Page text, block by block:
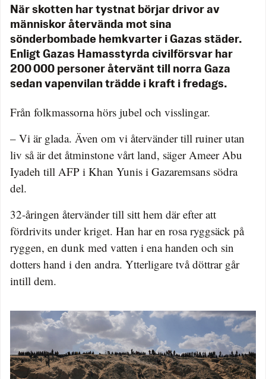
När skotten har tystnat börjar drivor av
människor återvända mot sina
sönderbombade hemkvarter i Gazas städer.
Enligt Gazas Hamasstyrda civilförsvar har
200 000 personer återvänt till norra Gaza
sedan vapenvilan trädde i kraft i fredags.
Från folkmassorna hörs jubel och visslingar.
– Vi är glada. Även om vi återvänder till ruiner utan
liv så är det åtminstone vårt land, säger Ameer Abu
Iyadeh till AFP i Khan Yunis i Gazaremsans södra
del.
32-åringen återvänder till sitt hem där efter att
fördrivits under kriget. Han har en rosa ryggsäck på
ryggen, en dunk med vatten i ena handen och sin
dotters hand i den andra. Ytterligare två döttrar går
intill dem.